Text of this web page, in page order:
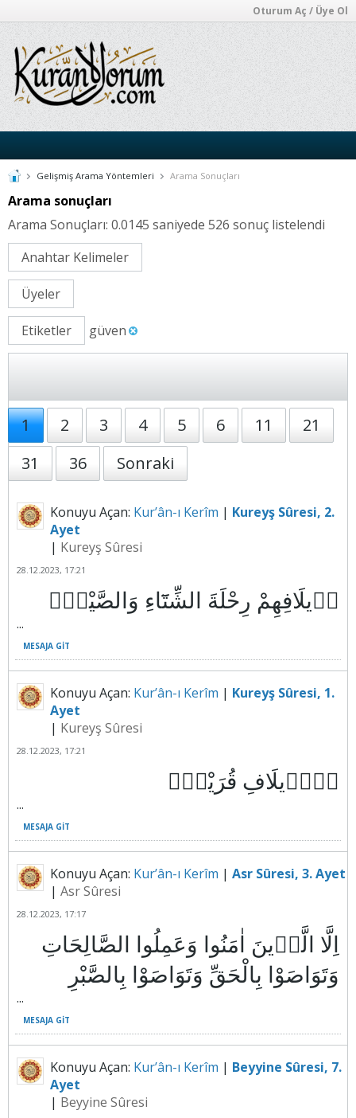
Oturum Aç / Üye Ol
Gelişmiş Arama Yöntemleri Arama Sonuçları
Arama sonuçları
Arama Sonuçları: 0.0145 saniyede 526 sonuç listelendi
Anahtar Kelimeler
Üyeler
Etiketler güven
1 2 3 4 5 6 11
21
31
36 Sonraki
Konuyu Açan: Kur’ân-ı Kerîm | Kureyş Sûresi, 2.
Ayet
| Kureyş Sûresi
28.12.2023, 17:21
...
MESAJA GIT
Konuyu Açan: Kur’ân-ı Kerîm | Kureyş Sûresi, 1.
Ayet
| Kureyş Sûresi
28.12.2023, 17:21
...
MESAJA GIT
Konuyu Açan: Kur’ân-ı Kerîm | Asr Sûresi, 3. Ayet
| Asr Sûresi
28.12.2023, 17:17
اِلَّا الَّذ۪ينَ اٰمَنُوا وَعَمِلُوا الصَّالِحَاتِ
...
MESAJA GIT
Konuyu Açan: Kur’ân-ı Kerîm | Beyyine Sûresi, 7.
Ayet
| Beyyine Sûresi